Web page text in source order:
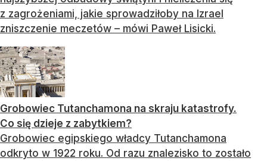
z zagrożeniami, jakie sprowadziłoby na Izrael
zniszczenie meczetów – mówi Paweł Lisicki.
Grobowiec Tutanchamona na skraju katastrofy.
Co się dzieje z zabytkiem?
Grobowiec egipskiego władcy Tutanchamona
odkryto w 1922 roku. Od razu znalezisko to zostało